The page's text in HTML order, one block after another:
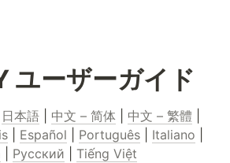
ユーザーガイド
日本語 中文 – 简体 中文 – 繁體
Español Português Italiano
Русский Tiếng Việt